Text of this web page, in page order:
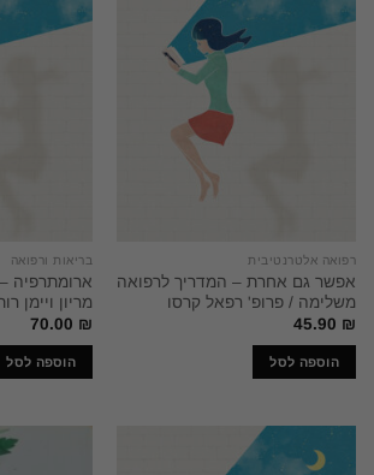
רפואה אלטרנטיבית
אפשר גם אחרת – המדריך לרפואה
משלימה / פרופ' רפאל קרסו
45.90 ₪
הוספה לסל
בריאות ורפואה
ארומתרפיה
מריון ויימן
70.00 ₪
הוספה לסל